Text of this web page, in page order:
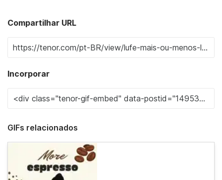
Compartilhar URL
Incorporar
GIFs relacionados